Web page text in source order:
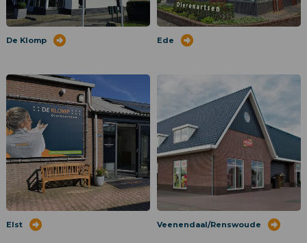
De Klomp Ede
Elst Veenendaal/Renswoude